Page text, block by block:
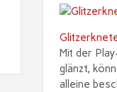
Mit der
glänzt,
alleine